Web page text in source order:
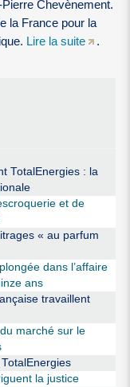
Pierre Chevènement.
la France pour la
Lire la suite .
TotalEnergies : la
et de
« au parfum
dans l’affaire
ans
travaillent
marché sur le
la justice